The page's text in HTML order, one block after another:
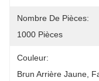
Nombre De Pièces:
1000 Pièces
Couleur:
Brun Arrière Jaune,